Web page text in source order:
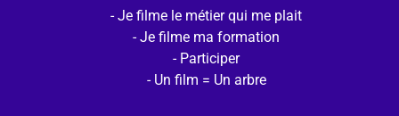
Je filme le métier qui me plait
Je filme ma formation
Participer
Un film = Un arbre